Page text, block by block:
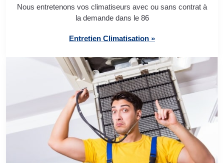
Nous entretenons vos climatiseurs avec ou sans contrat à
la demande dans le 86
Entretien Climatisation »